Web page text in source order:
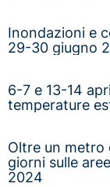
Inondazioni e
29-30 giugno
6-7 e 13-14
temperature
Oltre un metro
giorni sulle
2024